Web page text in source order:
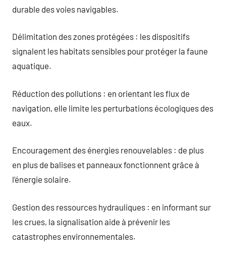
durable des voies navigables.
Délimitation des zones protégées : les dispositifs
signalent les habitats sensibles pour protéger la faune
aquatique.
Réduction des pollutions : en orientant les flux de
navigation, elle limite les perturbations écologiques des
eaux.
Encouragement des énergies renouvelables : de plus
en plus de balises et panneaux fonctionnent grâce à
l’énergie solaire.
Gestion des ressources hydrauliques : en informant sur
les crues, la signalisation aide à prévenir les
catastrophes environnementales.